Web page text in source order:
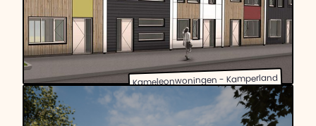
Kameleonwoningen - Kamperland